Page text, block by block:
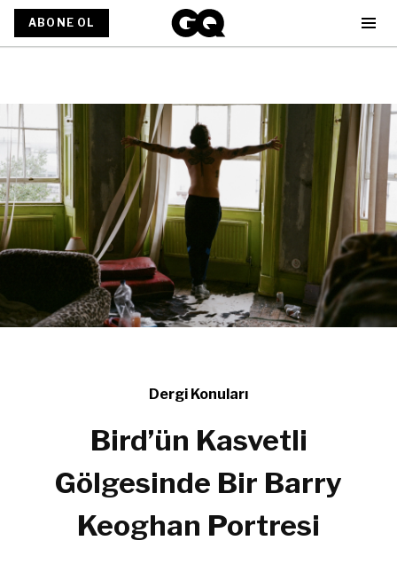
ABONE OL
Dergi Konuları
Bird’ün Kasvetli
Gölgesinde Bir Barry
Keoghan Portresi